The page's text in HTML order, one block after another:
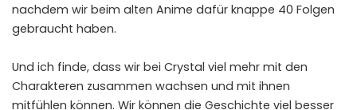
nachdem wir beim alten Anime dafür knappe 40 Folgen
gebraucht haben.
Und ich finde, dass wir bei Crystal viel mehr mit den
Charakteren zusammen wachsen und mit ihnen
mitfühlen können. Wir können die Geschichte viel besser